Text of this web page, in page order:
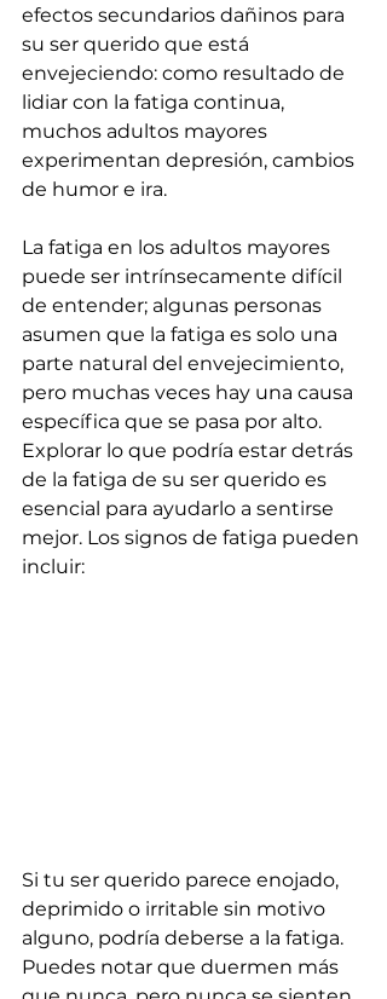
efectos secundarios dañinos para
su ser querido que está
envejeciendo: como resultado de
lidiar con la fatiga continua,
muchos adultos mayores
experimentan depresión, cambios
de humor e ira.
La fatiga en los adultos mayores
puede ser intrínsecamente difícil
de entender; algunas personas
asumen que la fatiga es solo una
parte natural del envejecimiento,
pero muchas veces hay una causa
específica que se pasa por alto.
Explorar lo que podría estar detrás
de la fatiga de su ser querido es
esencial para ayudarlo a sentirse
mejor. Los signos de fatiga pueden
incluir:
Si tu ser querido parece enojado,
deprimido o irritable sin motivo
alguno, podría deberse a la fatiga.
Puedes notar que duermen más